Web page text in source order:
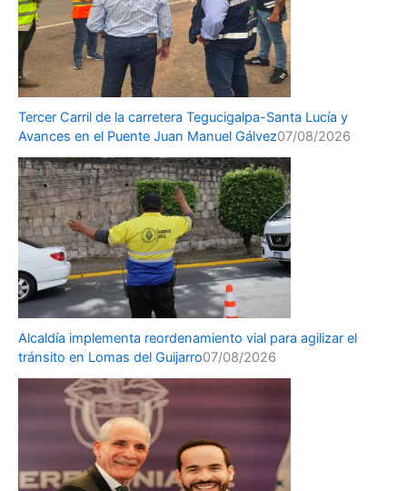
Tercer Carril de la carretera Tegucigalpa-Santa Lucía y
Avances en el Puente Juan Manuel Gálvez07/08/2026
Alcaldía implementa reordenamiento vial para agilizar el
tránsito en Lomas del Guijarro07/08/2026